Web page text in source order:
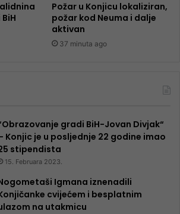
Požar u Konjicu lokaliziran,
požar kod Neuma i dalje
aktivan
37 minuta ago
gradi BiH-Jovan Divjak“
Konjic je u posljednje 22 godine imao
​​stipendista
15. Februara 2023.
Igmana iznenadili
cvijećem i besplatnim
na utakmicu